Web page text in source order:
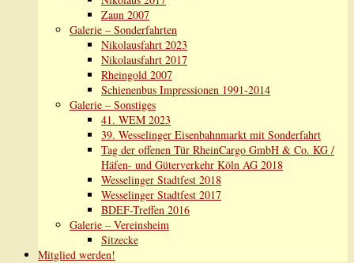
Zaun 2007
Galerie – Sonderfahrten
Nikolausfahrt 2023
Nikolausfahrt 2017
Rheingold 2007
Schienenbus Impressionen 1991-2014
Galerie – Sonstiges
41. WEM 2023
39. Wesselinger Eisenbahnmarkt mit Sonderfahrt
Tag der offenen Tür RheinCargo GmbH & Co. KG /
Häfen- und Güterverkehr Köln AG 2018
Wesselinger Stadtfest 2018
Wesselinger Stadtfest 2017
BDEF-Treffen 2016
Galerie – Vereinsheim
Sitzecke
Mitglied werden!